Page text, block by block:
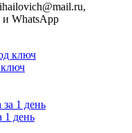
WhatsApp
1 день